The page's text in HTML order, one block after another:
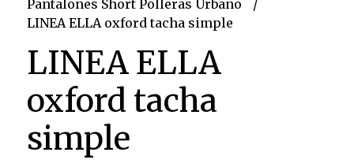
Pantalones Short Polleras Urbano
LINEA ELLA oxford tacha simple
LINEA ELLA
oxford tacha
simple